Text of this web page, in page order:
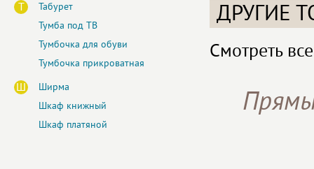
Т
Табурет
Тумба под ТВ
Тумбочка для обуви
Тумбочка прикроватная
Ш
Ширма
Шкаф книжный
Шкаф платяной
ДРУГИЕ
Смотреть